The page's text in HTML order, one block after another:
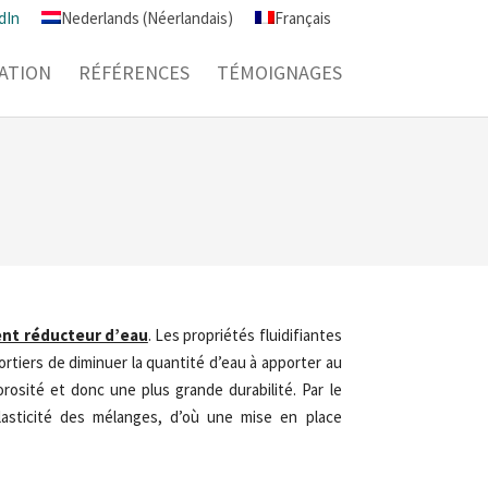
Nederlands (Néerlandais) Français
RÉFÉRENCES TÉMOIGNAGES
réducteur d’eau. Les propriétés fluidifiantes
de diminuer la quantité d’eau à apporter au
et donc une plus grande durabilité. Par le
des mélanges, d’où une mise en place